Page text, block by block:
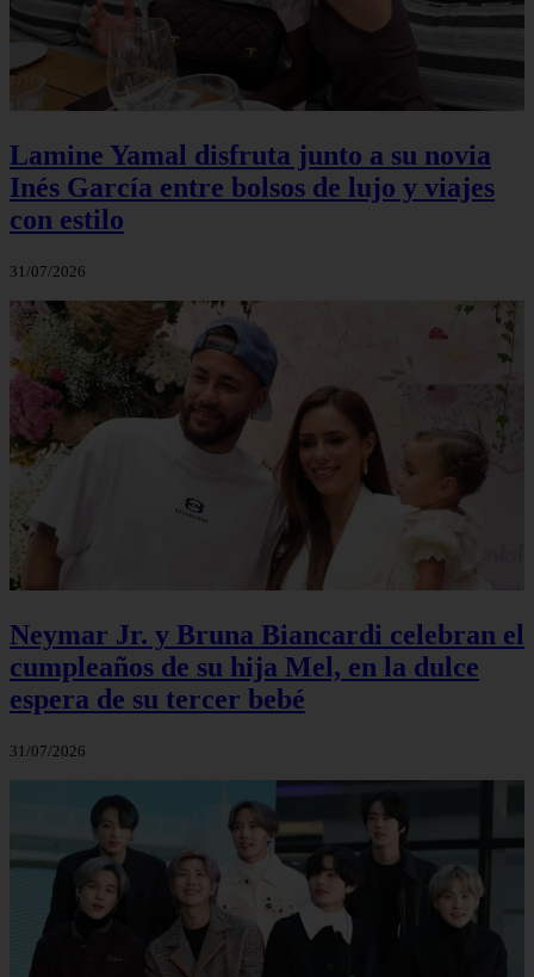
Lamine Yamal disfruta junto a su novia
Inés García entre bolsos de lujo y viajes
con estilo
31/07/2026
Neymar Jr. y Bruna Biancardi celebran el
cumpleaños de su hija Mel, en la dulce
espera de su tercer bebé
31/07/2026